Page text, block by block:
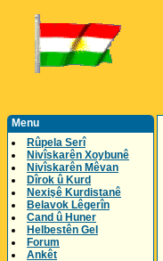
Menu
Rûpela Serî
Nivîskarên Xoybunê
Nivîskarên Mêvan
Dîrok û Kurd
Nexişê Kurdistanê
Belavok Lêgerîn
Cand û Huner
Helbestên Gel
Forum
Ankêt